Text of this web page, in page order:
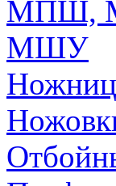
МПШ,
МШУ